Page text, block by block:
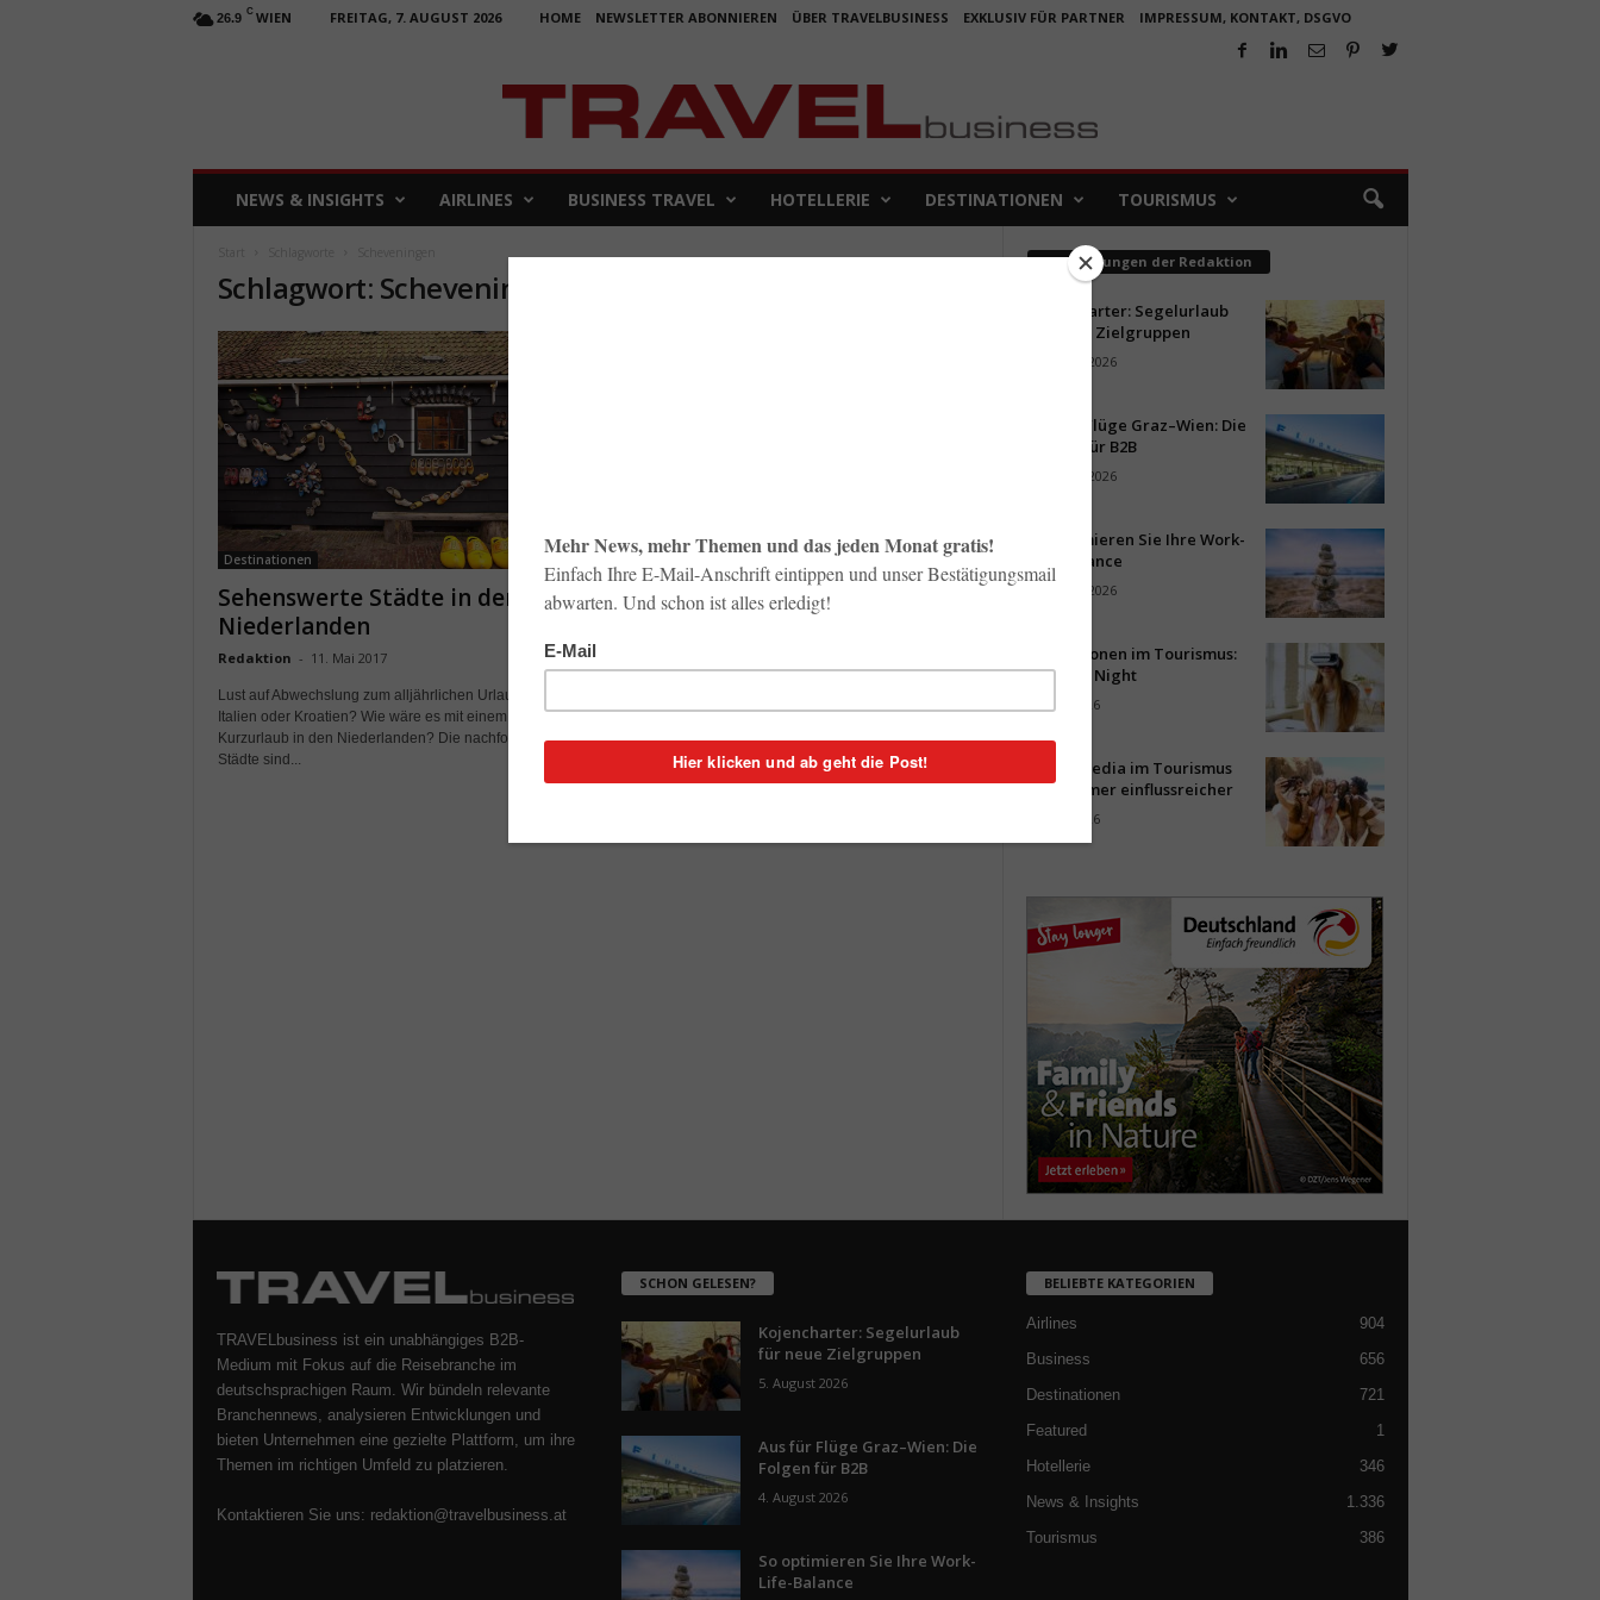
26.9 C WIEN FREITAG, 7. AUGUST 2026 HOME NEWSLETTER ABONNIEREN ÜBER TRAVELBUSINESS EXKLUSIV FÜR PARTNER IMPRESSUM, KONTAKT, DSGVO
A
NEWS & INSIGHTS AIRLINES BUSINESS TRAVEL HOTELLERIE DESTINATIONEN TOURISMUS
Schlagwort: Scheveningen
Destinationen
Sehenswerte Städte in den
Niederlanden
Redaktion - 11. Mai 2017 8
Lust auf Abwechslung zum alljährlichen Urlaub in
Italien oder Kroatien? Wie wäre es mit einem
Kurzurlaub in den Niederlanden? Die nachfolgenden 4
Städte sind...
Empfehlungen der Redaktion
Kojencharter: Segelurlaub
für neue Zielgruppen
5. August 2026
Aus für Flüge Graz–Wien: Die
Folgen für B2B
4. August 2026
So optimieren Sie Ihre Work-
Life-Balance
3. August 2026
Innovationen im Tourismus:
Start-up Night
31. Juli 2026
Social Media im Tourismus
wird immer einflussreicher
30. Juli 2026
TRAVELbusiness ist ein unabhängiges B2B-
Medium mit Fokus auf die Reisebranche im
deutschsprachigen Raum. Wir bündeln relevante
Branchennews, analysieren Entwicklungen und
bieten Unternehmen eine gezielte Plattform, um ihre
Themen im richtigen Umfeld zu platzieren.
Kontaktieren Sie uns: redaktion@travelbusiness.at
SCHON GELESEN?
Kojencharter: Segelurlaub
für neue Zielgruppen
5. August 2026
Aus für Flüge Graz–Wien: Die
Folgen für B2B
4. August 2026
So optimieren Sie Ihre Work-
Life-Balance
BELIEBTE KATEGORIEN
Airlines
904
Business
656
Destinationen
721
Featured
1
Hotellerie
346
News & Insights
1.336
Tourismus
386